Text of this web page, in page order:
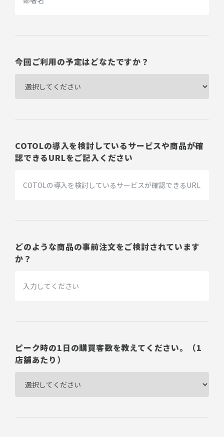
今回ご利用の予定はどなたですか？
COTOLの導入を検討しているサービスや商品が確
認できるURLをご記入ください
どのような商品の事前注文をご検討されています
か？
ピーク時の1日の購買客数を教えてください。（1
店舗あたり）